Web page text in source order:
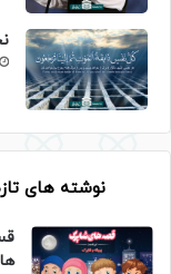
نوشته های